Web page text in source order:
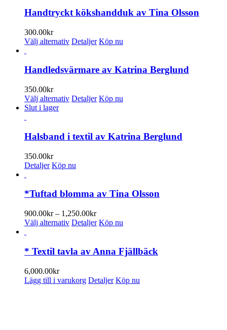
kan
väljas
har
flera
De
olika
kan
väljas
Handtryckt kökshandduk av Tina Olsson
300.00kr
Välj alternativ Den
har
De
olika
väljas
på
Detaljer Köp nu
Handledsvärmare av Katrina Berglund
350.00kr
Välj alternativ Den
flera
varianter.
alternativen
på
Detaljer Köp nu
Slut i lager
Halsband i textil av Katrina Berglund
350.00kr
Detaljer Köp nu
*Tuftad blomma av Tina Olsson
900.00kr – 1,250.00krPrisintervall:
900.00kr
Välj alternativ Den
har
flera
De
olika
Detaljer Köp nu
* Textil tavla av Anna Fjällbäck
6,000.00kr
Lägg till i varukorg Detaljer Köp nu